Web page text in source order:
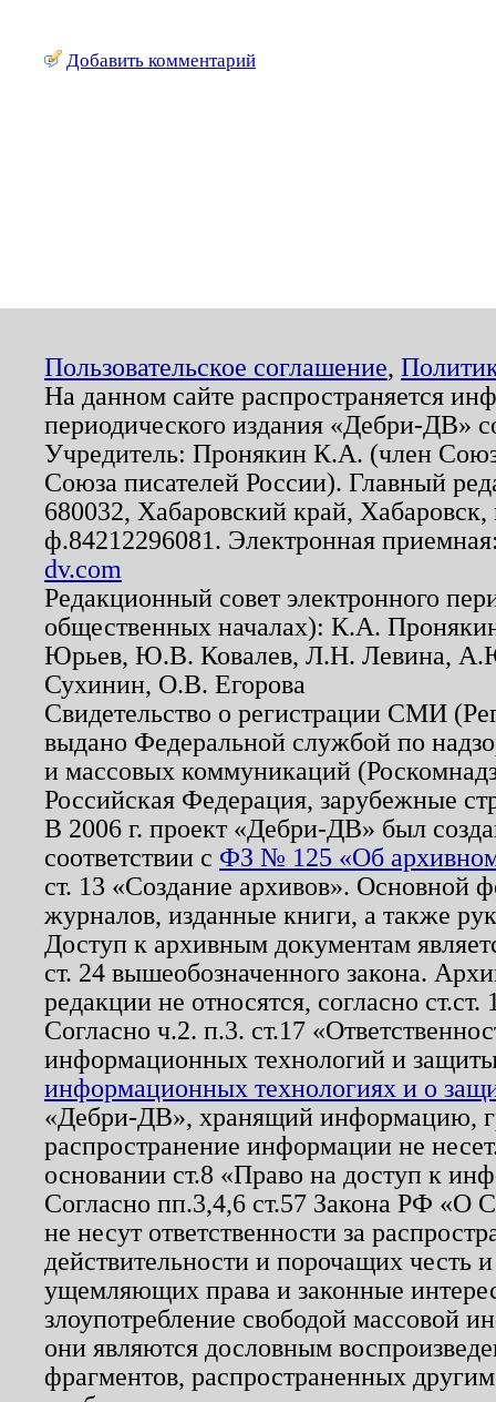
Добавить комментарий
Пользовательское соглашение,
На данном сайте распространяется
периодического издания «Дебри-ДВ»
Учредитель: Пронякин К.А. (член
Союза писателей России). Главный
680032, Хабаровский край,
ф.84212296081. Электронная
dv.com
Редакционный совет электронного
общественных началах): К.А.
Юрьев, Ю.В. Ковалев, Л.Н. Левина,
Сухинин, О.В. Егорова
Свидетельство о регистрации СМИ
выдано Федеральной службой по
и массовых коммуникаций
Российская Федерация, зарубежные
В 2006 г. проект «Дебри-ДВ» был
соответствии с ФЗ № 125 «Об
ст. 13 «Создание архивов». Основной
журналов, изданные книги, а также
Доступ к архивным документам
ст. 24 вышеобозначенного закона.
редакции не относятся, согласно
Согласно ч.2. п.3. ст.17
информационных технологий и
информационных технологиях и о
«Дебри-ДВ», хранящий информацию,
распространение информации не
основании ст.8 «Право на доступ к
Согласно пп.3,4,6 ст.57 Закона РФ «О
не несут ответственности за
действительности и порочащих честь
ущемляющих права и законные
злоупотребление свободой массовой
они являются дословным
фрагментов, распространенных